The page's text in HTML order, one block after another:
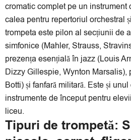
cromatic complet pe un instrument
calea pentru repertoriul orchestral
trompeta este pilon al secțiunii de
simfonice (Mahler, Strauss,
prezența esențială în jazz (Louis
Dizzy Gillespie, Wynton Marsalis),
Botti) și fanfară militară. Este și
instrumente de început pentru
liceu.
Tipuri de trompetă: